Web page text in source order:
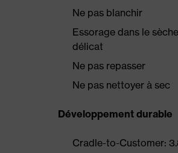
Ne pas blanchir
Essorage dans le
délicat
Ne pas repasser
Ne pas nettoyer à sec
Développement durable
Cradle-to-Customer: